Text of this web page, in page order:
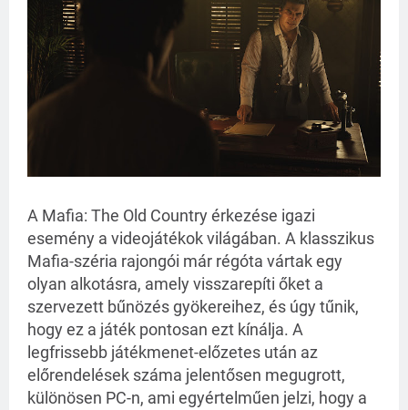
A Mafia: The Old Country érkezése igazi
esemény a videojátékok világában. A klasszikus
Mafia-széria rajongói már régóta vártak egy
olyan alkotásra, amely visszarepíti őket a
szervezett bűnözés gyökereihez, és úgy tűnik,
hogy ez a játék pontosan ezt kínálja. A
legfrissebb játékmenet-előzetes után az
előrendelések száma jelentősen megugrott,
különösen PC-n, ami egyértelműen jelzi, hogy a